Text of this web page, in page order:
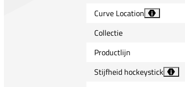
Curve Location
i
Collectie
Productlijn
Stijfheid hockeystick
i